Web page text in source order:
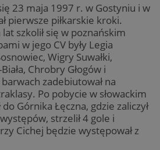
23 maja 1997 r. w Gostyniu i w
pierwsze piłkarskie kroki.
szkolił się w poznańskim
w jego CV były Legia
Wigry Suwałki,
Chrobry Głogów i
zadebiutował na
Po pobycie w słowackim
Górnika Łęczna, gdzie zaliczył
strzelił 4 gole i
Cichej będzie występował z